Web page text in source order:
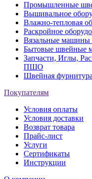
Промышленные
Вышивальное
Влажно-тепловая
Раскройное
Вязальные машины
Бытовые швейные
Запчасти, Иглы,
ПШО
Швейная фурнитура
Покупателям
Условия оплаты
Условия доставки
Возврат товара
Прайс-лист
Услуги
Сертификаты
Инструкции